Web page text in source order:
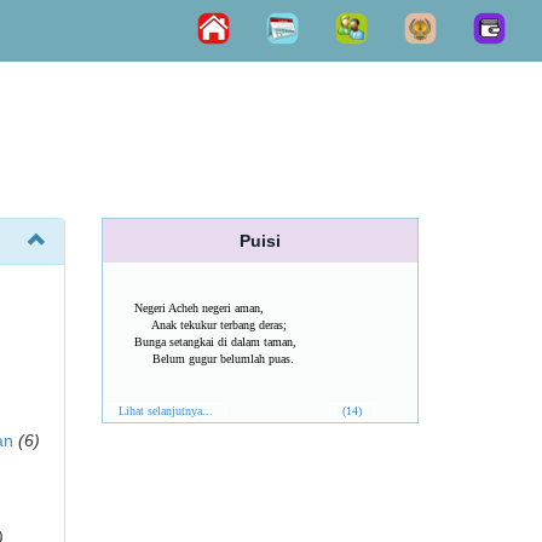
(6)
Puisi
Negeri Acheh negeri aman,
Anak tekukur terbang deras;
Bunga setangkai di dalam taman,
Belum gugur belumlah puas.
Lihat selanjutnya... (14)